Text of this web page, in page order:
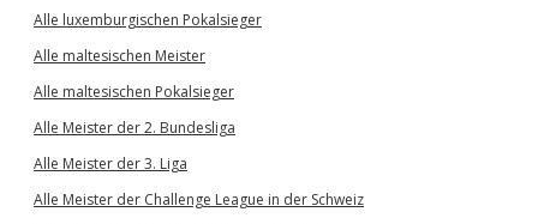
Alle luxemburgischen Pokalsieger
Alle maltesischen Meister
Alle maltesischen Pokalsieger
Alle Meister der 2. Bundesliga
Alle Meister der 3. Liga
Alle Meister der Challenge League in der Schweiz